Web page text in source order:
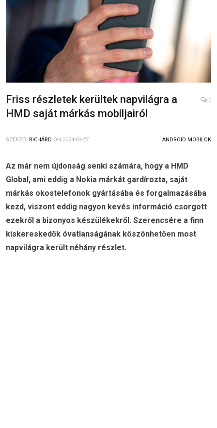
Friss részletek kerültek napvilágra a
HMD saját márkás mobiljairól
0
SZERZŐ: RICHÁRD ON 2024-03-27 ANDROID MOBILOK
Az már nem újdonság senki számára, hogy a HMD
Global, ami eddig a Nokia márkát gardírozta, saját
márkás okostelefonok gyártásába és forgalmazásába
kezd, viszont eddig nagyon kevés információ csorgott
ezekről a bizonyos készülékekről. Szerencsére a finn
kiskereskedők óvatlanságának köszönhetően most
napvilágra került néhány részlet.